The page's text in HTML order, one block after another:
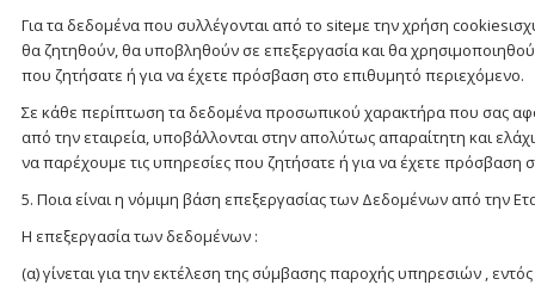
Για τα δεδομένα που συλλέγονται από το siteμε την χρήση
θα ζητηθούν, θα υποβληθούν σε επεξεργασία και θα
που ζητήσατε ή για να έχετε πρόσβαση στο επιθυμητό περιεχόμενο.
Σε κάθε περίπτωση τα δεδομένα προσωπικού χαρακτήρα που σας
από την εταιρεία, υποβάλλονται στην απολύτως απαραίτητη και
να παρέχουμε τις υπηρεσίες που ζητήσατε ή για να έχετε πρόσβαση
5. Ποια είναι η νόμιμη βάση επεξεργασίας των Δεδομένων από την
Η επεξεργασία των δεδομένων :
(α) γίνεται για την εκτέλεση της σύμβασης παροχής υπηρεσιών ,